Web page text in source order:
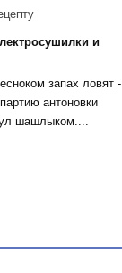
и
запах ловят -
антоновки
шашлыком....